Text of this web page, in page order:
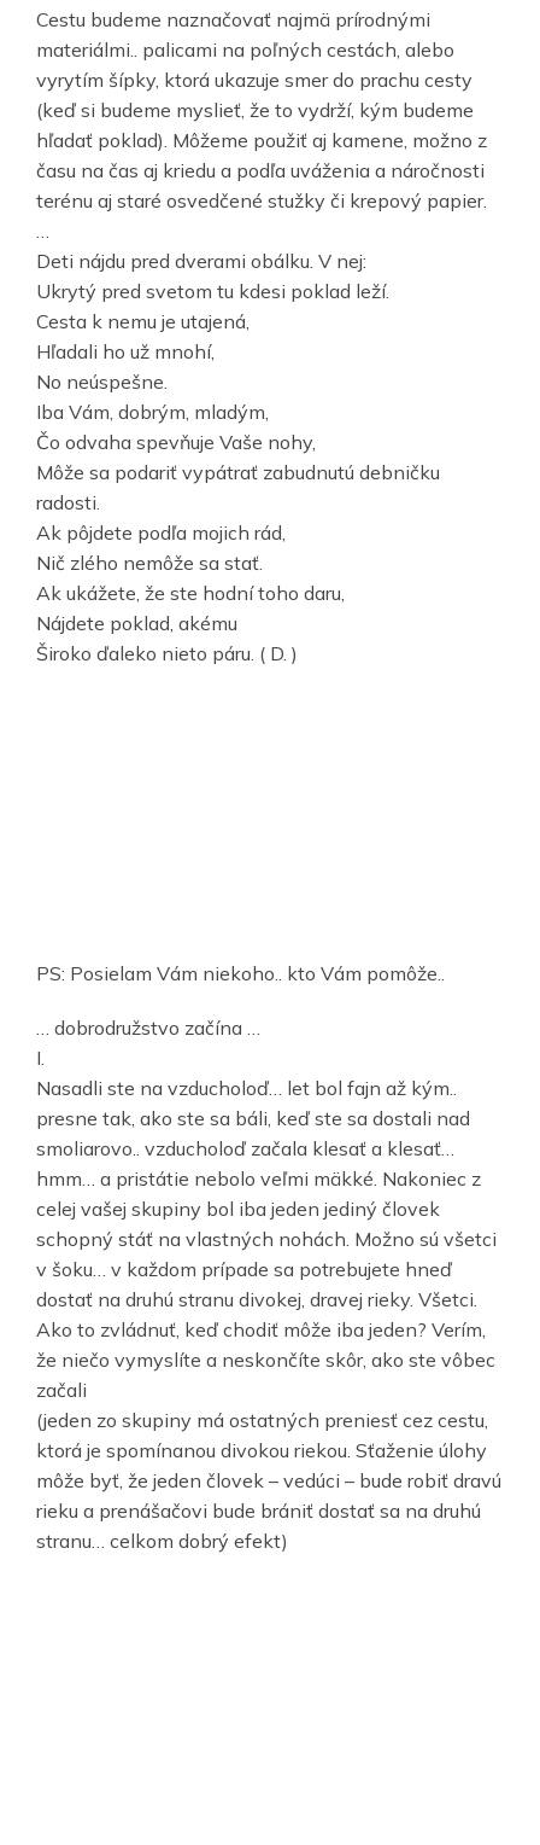
Cestu budeme naznačovať najmä prírodnými
materiálmi.. palicami na poľných cestách, alebo
vyrytím šípky, ktorá ukazuje smer do prachu cesty
(keď si budeme myslieť, že to vydrží, kým budeme
hľadať poklad). Môžeme použiť aj kamene, možno z
času na čas aj kriedu a podľa uváženia a náročnosti
terénu aj staré osvedčené stužky či krepový papier.
Deti nájdu pred dverami obálku. V nej:
Ukrytý pred svetom tu kdesi poklad leží.
Cesta k nemu je utajená,
Hľadali ho už mnohí,
No neúspešne.
Iba Vám, dobrým, mladým,
Čo odvaha spevňuje Vaše nohy,
Môže sa podariť vypátrať zabudnutú debničku
radosti.
Ak pôjdete podľa mojich rád,
Nič zlého nemôže sa stať.
Ak ukážete, že ste hodní toho daru,
Nájdete poklad, akému
Široko ďaleko nieto páru. ( D. )
PS: Posielam Vám niekoho.. kto Vám pomôže..
… dobrodružstvo začína …
I.
Nasadli ste na vzducholoď… let bol fajn až kým..
presne tak, ako ste sa báli, keď ste sa dostali nad
smoliarovo.. vzducholoď začala klesať a klesať…
hmm… a pristátie nebolo veľmi mäkké. Nakoniec z
celej vašej skupiny bol iba jeden jediný človek
schopný stáť na vlastných nohách. Možno sú všetci
v šoku… v každom prípade sa potrebujete hneď
dostať na druhú stranu divokej, dravej rieky. Všetci.
Ako to zvládnuť, keď chodiť môže iba jeden? Verím,
že niečo vymyslíte a neskončíte skôr, ako ste vôbec
začali
(jeden zo skupiny má ostatných preniesť cez cestu,
ktorá je spomínanou divokou riekou. Sťaženie úlohy
môže byť, že jeden človek – vedúci – bude robiť dravú
rieku a prenášačovi bude brániť dostať sa na druhú
stranu… celkom dobrý efekt)